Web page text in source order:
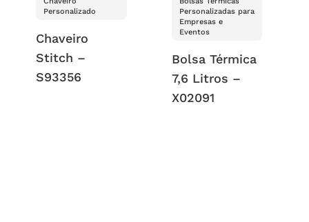
Personalizado
Chaveiro
Stitch –
S93356
Personalizadas para
Empresas e
Eventos
Bolsa Térmica
7,6 Litros –
X02091